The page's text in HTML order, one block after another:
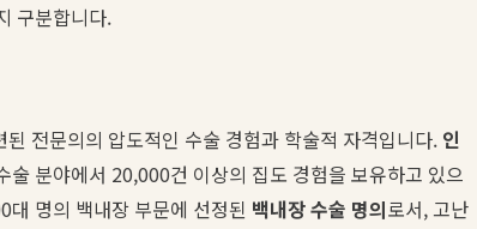
구분합니다.
전문의의 압도적인 수술 경험과 학술적 자격입니다. 인
분야에서 20,000건 이상의 집도 경험을 보유하고 있으
명의 백내장 부문에 선정된 백내장 수술 명의로서, 고난